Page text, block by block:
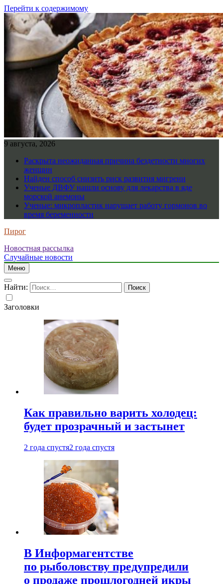
Перейти к содержимому
9 августа, 2026
Раскрыта неожиданная причина бездетности многих
женщин
Найден способ снизить риск развития мигрени
Ученые ДВФУ нашли основу для лекарства в яде
морской анемоны
Ученые: микропластик нарушает работу гормонов во
время беременности
Пирог
Новостная рассылка
Случайные новости
Меню
Найти:
Заголовки
Как правильно варить холодец:
будет прозрачный и застынет
2 года спустя2 года спустя
В Информагентстве
по рыболовству предупредили
о продаже прошлогодней икры